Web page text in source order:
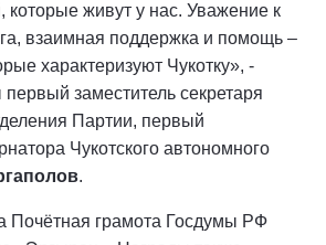
которые живут у нас. Уважение к
взаимная поддержка и помощь –
характеризуют Чукотку», -
заместитель секретаря
Партии, первый
Чукотского автономного
.
Почётная грамота Госдумы РФ